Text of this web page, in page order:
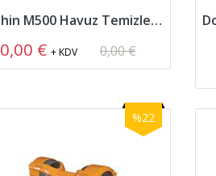
Dolphin M500 Havuz Temizleme Robotu
0,00 € + KDV 0,00 €
%22